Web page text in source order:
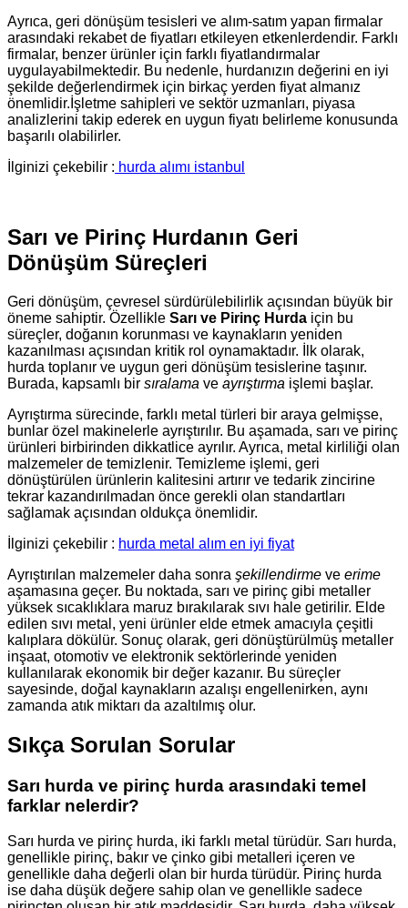
Ayrıca, geri dönüşüm tesisleri ve alım-satım yapan firmalar
arasındaki rekabet de fiyatları etkileyen etkenlerdendir. Farklı
firmalar, benzer ürünler için farklı fiyatlandırmalar
uygulayabilmektedir. Bu nedenle, hurdanızın değerini en iyi
şekilde değerlendirmek için birkaç yerden fiyat almanız
önemlidir.İşletme sahipleri ve sektör uzmanları, piyasa
analizlerini takip ederek en uygun fiyatı belirleme konusunda
başarılı olabilirler.
İlginizi çekebilir : hurda alımı istanbul
Sarı ve Pirinç Hurdanın Geri
Dönüşüm Süreçleri
Geri dönüşüm, çevresel sürdürülebilirlik açısından büyük bir
öneme sahiptir. Özellikle Sarı ve Pirinç Hurda için bu
süreçler, doğanın korunması ve kaynakların yeniden
kazanılması açısından kritik rol oynamaktadır. İlk olarak,
hurda toplanır ve uygun geri dönüşüm tesislerine taşınır.
Burada, kapsamlı bir sıralama ve ayrıştırma işlemi başlar.
Ayrıştırma sürecinde, farklı metal türleri bir araya gelmişse,
bunlar özel makinelerle ayrıştırılır. Bu aşamada, sarı ve pirinç
ürünleri birbirinden dikkatlice ayrılır. Ayrıca, metal kirliliği olan
malzemeler de temizlenir. Temizleme işlemi, geri
dönüştürülen ürünlerin kalitesini artırır ve tedarik zincirine
tekrar kazandırılmadan önce gerekli olan standartları
sağlamak açısından oldukça önemlidir.
İlginizi çekebilir : hurda metal alım en iyi fiyat
Ayrıştırılan malzemeler daha sonra şekillendirme ve erime
aşamasına geçer. Bu noktada, sarı ve pirinç gibi metaller
yüksek sıcaklıklara maruz bırakılarak sıvı hale getirilir. Elde
edilen sıvı metal, yeni ürünler elde etmek amacıyla çeşitli
kalıplara dökülür. Sonuç olarak, geri dönüştürülmüş metaller
inşaat, otomotiv ve elektronik sektörlerinde yeniden
kullanılarak ekonomik bir değer kazanır. Bu süreçler
sayesinde, doğal kaynakların azalışı engellenirken, aynı
zamanda atık miktarı da azaltılmış olur.
Sıkça Sorulan Sorular
Sarı hurda ve pirinç hurda arasındaki temel
farklar nelerdir?
Sarı hurda ve pirinç hurda, iki farklı metal türüdür. Sarı hurda,
genellikle pirinç, bakır ve çinko gibi metalleri içeren ve
genellikle daha değerli olan bir hurda türüdür. Pirinç hurda
ise daha düşük değere sahip olan ve genellikle sadece